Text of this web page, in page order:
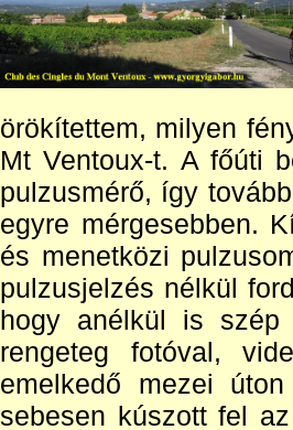
örökítettem, milyen
Mt Ventoux-t. A főúti
pulzusmérő, így
egyre mérgesebben.
és menetközi
pulzusjelzés nélkül
hogy anélkül is szép
rengeteg fotóval,
emelkedő mezei
sebesen kúszott fel